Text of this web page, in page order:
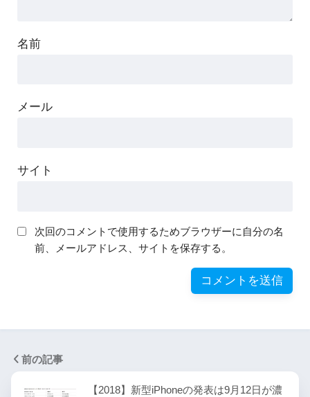
名前
メール
サイト
次回のコメントで使用するためブラウザーに自分の名
前、メールアドレス、サイトを保存する。
前の記事
【2018】新型iPhoneの発表は9月12日が濃